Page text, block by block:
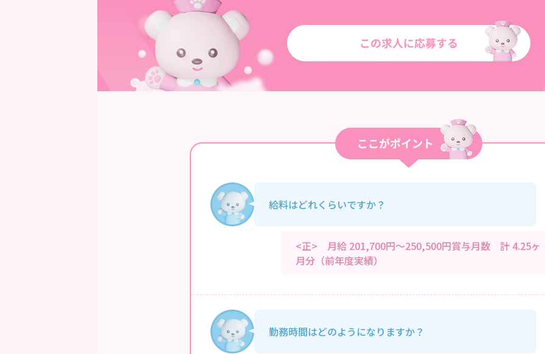
給料はどれくらいですか？
<正> 月給 201,700円～250,500円賞与月数 計 4.25ヶ
月分（前年度実績）
勤務時間はどのようになりますか？